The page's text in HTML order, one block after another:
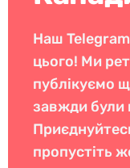
Наш
цього! Ми
публікуємо
завжди були
пропустіть